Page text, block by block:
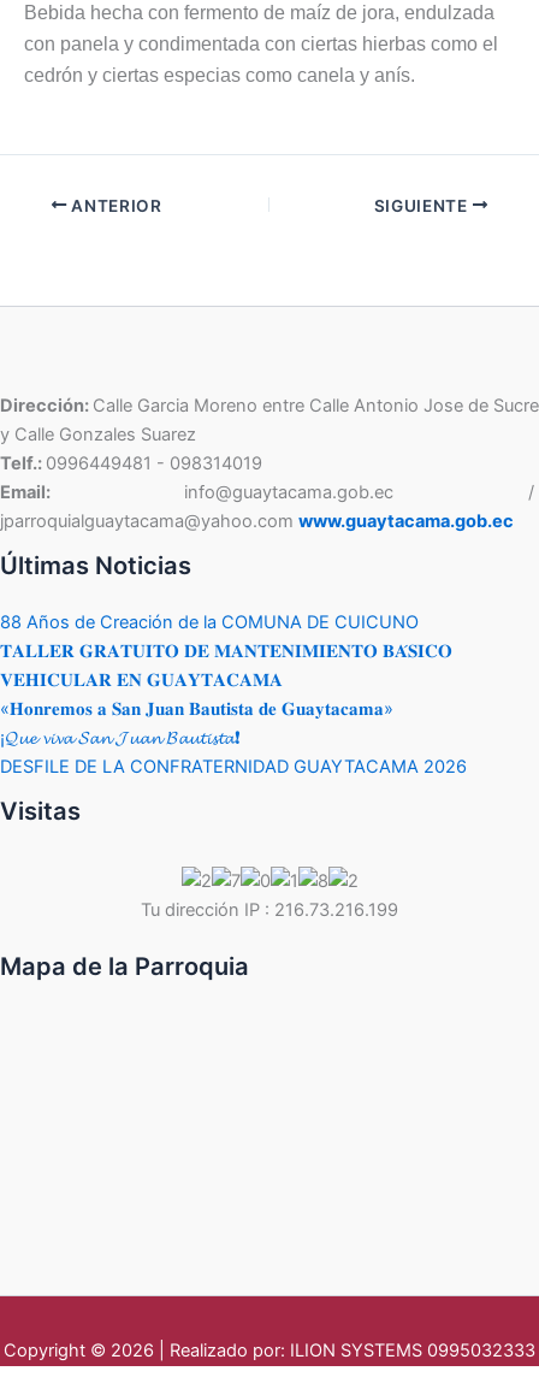
Bebida hecha con fermento de maíz de jora, endulzada
con panela y condimentada con ciertas hierbas como el
cedrón y ciertas especias como canela y anís.
ANTERIOR SIGUIENTE
Dirección: Calle Garcia Moreno entre Calle Antonio Jose de Sucre
y Calle Gonzales Suarez
Telf.: 0996449481 - 098314019
Email: info@guaytacama.gob.ec /
jparroquialguaytacama@yahoo.com www.guaytacama.gob.ec
Últimas Noticias
88 Años de Creación de la COMUNA DE CUICUNO
𝐓𝐀𝐋𝐋𝐄𝐑 𝐆𝐑𝐀𝐓𝐔𝐈𝐓𝐎 𝐃𝐄 𝐌𝐀𝐍𝐓𝐄𝐍𝐈𝐌𝐈𝐄𝐍𝐓𝐎 𝐁𝐀́𝐒𝐈𝐂𝐎
𝐕𝐄𝐇𝐈𝐂𝐔𝐋𝐀𝐑 𝐄𝐍 𝐆𝐔𝐀𝐘𝐓𝐀𝐂𝐀𝐌𝐀
«𝐇𝐨𝐧𝐫𝐞𝐦𝐨𝐬 𝐚 𝐒𝐚𝐧 𝐉𝐮𝐚𝐧 𝐁𝐚𝐮𝐭𝐢𝐬𝐭𝐚 𝐝𝐞 𝐆𝐮𝐚𝐲𝐭𝐚𝐜𝐚𝐦𝐚»
¡𝓠𝓾𝓮 𝓿𝓲𝓿𝓪 𝓢𝓪𝓷 𝓙𝓾𝓪𝓷 𝓑𝓪𝓾𝓽𝓲𝓼𝓽𝓪❗
DESFILE DE LA CONFRATERNIDAD GUAYTACAMA 2026
Visitas
Tu dirección IP : 216.73.216.199
Mapa de la Parroquia
Copyright © 2026 | Realizado por: ILION SYSTEMS 0995032333